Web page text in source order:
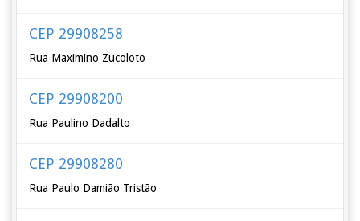
CEP 29908258
Rua Maximino Zucoloto
CEP 29908200
Rua Paulino Dadalto
CEP 29908280
Rua Paulo Damião Tristão